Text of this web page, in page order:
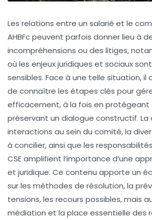
Les relations entre un salarié et le
AHBFc peuvent parfois donner lieu à
incompréhensions ou des litiges,
où les enjeux juridiques et sociaux
sensibles. Face à une telle situation, il
de connaître les étapes clés pour
efficacement, à la fois en protégeant
préservant un dialogue constructif.
interactions au sein du comité, la
à concilier, ainsi que les
CSE amplifient l’importance d’une
et juridique. Ce contenu apporte un
sur les méthodes de résolution, la
tensions, les recours possibles, mais
médiation et la place essentielle des